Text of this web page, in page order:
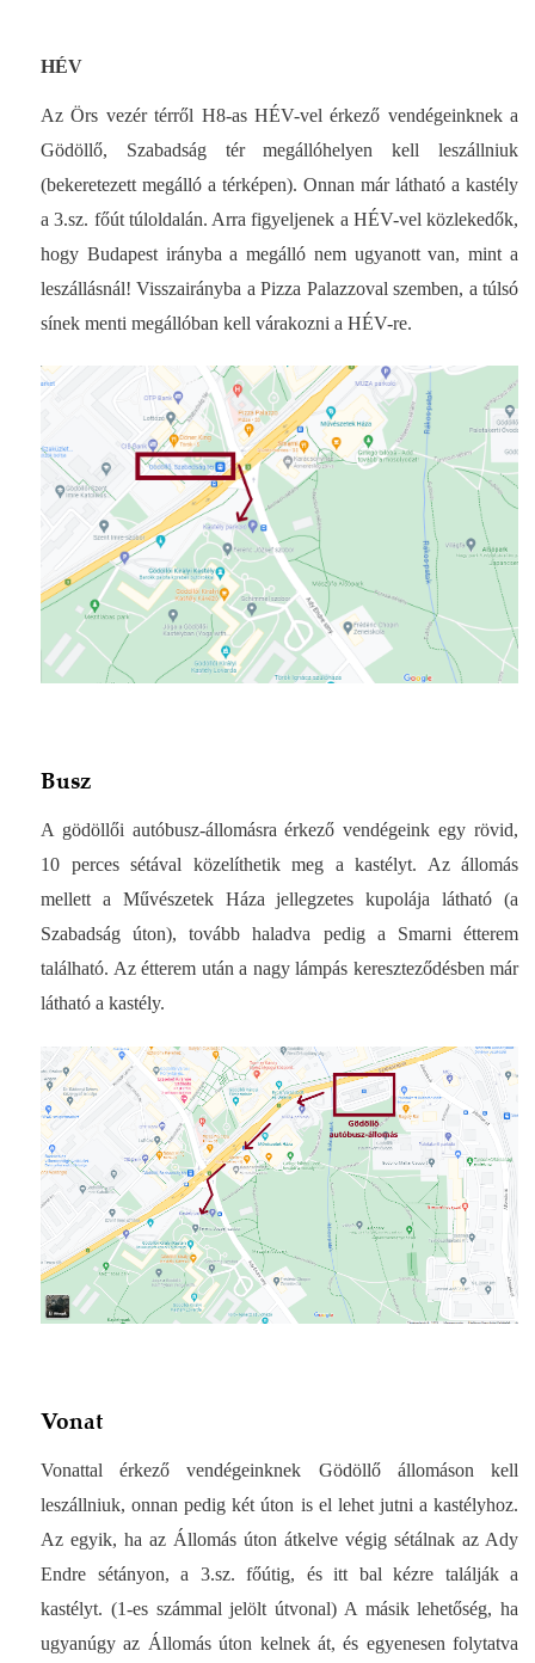
HÉV
Az Örs vezér térről H8-as HÉV-vel érkező vendégeinknek a
Gödöllő, Szabadság tér megállóhelyen kell leszállniuk
(bekeretezett megálló a térképen). Onnan már látható a kastély
a 3.sz. főút túloldalán. Arra figyeljenek a HÉV-vel közlekedők,
hogy Budapest irányba a megálló nem ugyanott van, mint a
leszállásnál! Visszairányba a Pizza Palazzoval szemben, a túlsó
sínek menti megállóban kell várakozni a HÉV-re.
Busz
A gödöllői autóbusz-állomásra érkező vendégeink egy rövid,
10 perces sétával közelíthetik meg a kastélyt. Az állomás
mellett a Művészetek Háza jellegzetes kupolája látható (a
Szabadság úton), tovább haladva pedig a Smarni étterem
található. Az étterem után a nagy lámpás kereszteződésben már
látható a kastély.
Vonat
Vonattal érkező vendégeinknek Gödöllő állomáson kell
leszállniuk, onnan pedig két úton is el lehet jutni a kastélyhoz.
Az egyik, ha az Állomás úton átkelve végig sétálnak az Ady
Endre sétányon, a 3.sz. főútig, és itt bal kézre találják a
kastélyt. (1-es számmal jelölt útvonal) A másik lehetőség, ha
ugyanúgy az Állomás úton kelnek át, és egyenesen folytatva